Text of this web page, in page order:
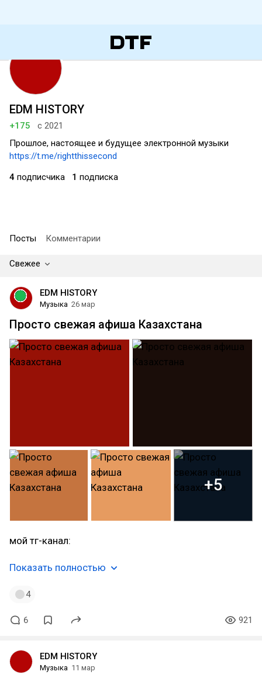
EDM HISTORY
+175
с 2021
Прошлое, настоящее и будущее электронной музыки
https://t.me/rightthissecond
4 подписчика 1 подписка
Посты Комментарии
Свежее
EDM HISTORY
Музыка 26 мар
Просто свежая афиша Казахстана
+5
мой тг-канал:
Показать полностью
4
6 921
EDM HISTORY
Музыка 11 мар